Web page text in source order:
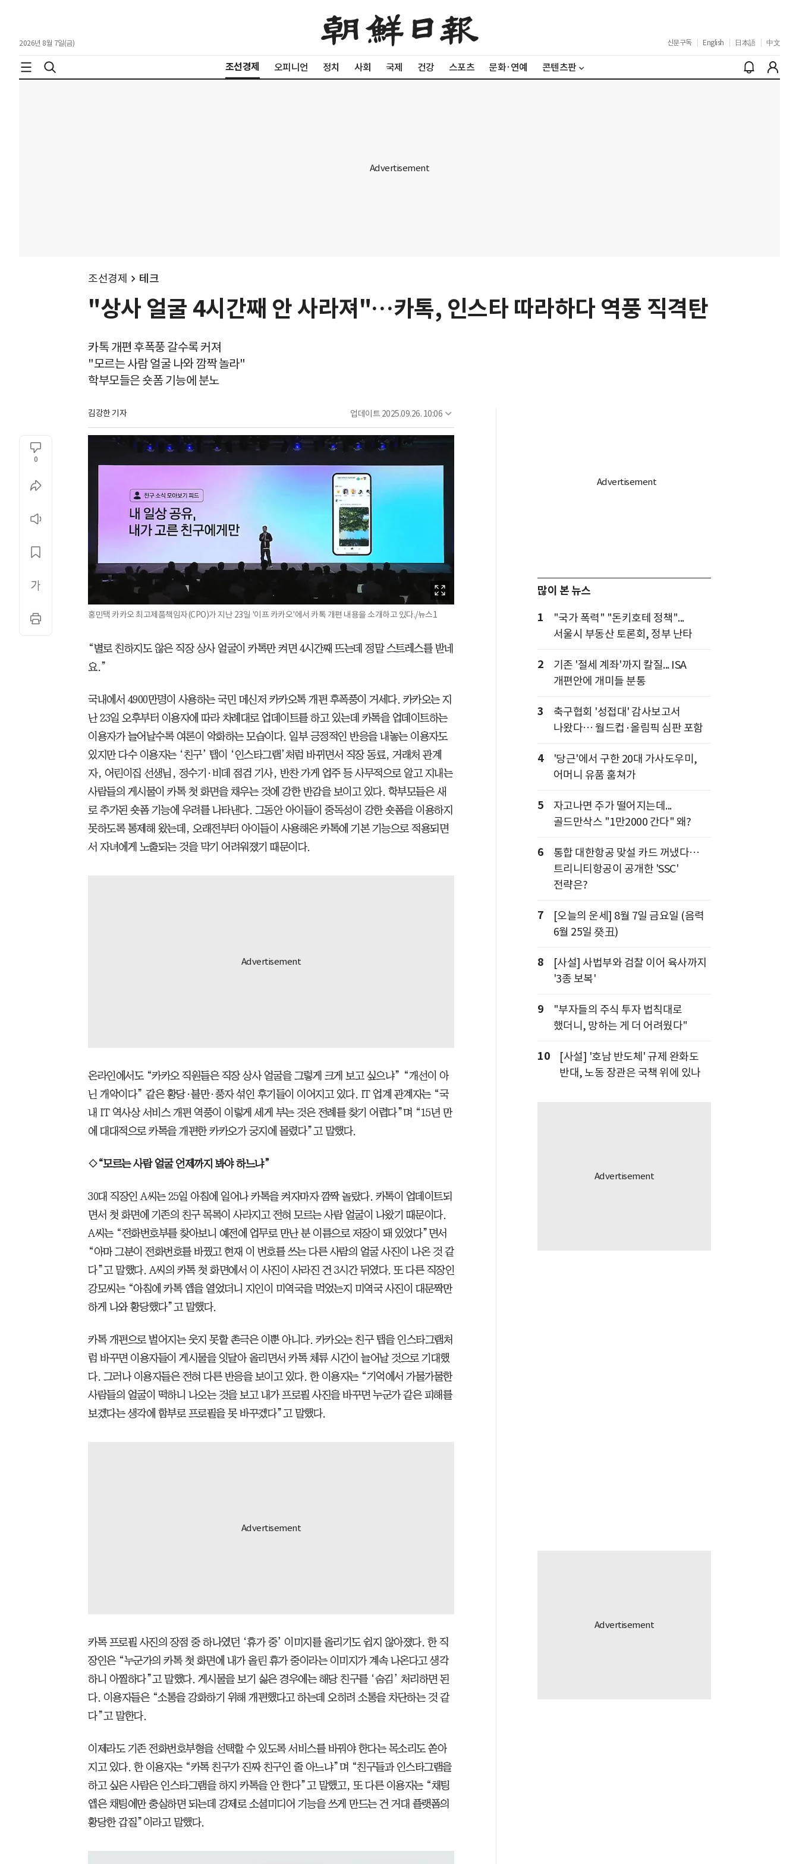
2026년 8월 7일(금) 신문구독 English 日本語 中文
조선경제 오피니언 정치 사회 국제 건강 스포츠 문화·연예 콘텐츠판
조선경제 테크
"상사 얼굴 4시간째 안 사라져"…카톡, 인스타 따라하다 역풍 직격탄
카톡 개편 후폭풍 갈수록 커져
"모르는 사람 얼굴 나와 깜짝 놀라"
학부모들은 숏폼 기능에 분노
김강한 기자 업데이트 2025.09.26. 10:06
0
홍민택 카카오 최고제품책임자(CPO)가 지난 23일 '이프 카카오'에서 카톡 개편 내용을 소개하고 있다./뉴스1
“별로 친하지도 않은 직장 상사 얼굴이 카톡만 켜면 4시간째 뜨는데 정말 스트레스를 받네
요.”
국내에서 4900만명이 사용하는 국민 메신저 카카오톡 개편 후폭풍이 거세다. 카카오는 지
난 23일 오후부터 이용자에 따라 차례대로 업데이트를 하고 있는데 카톡을 업데이트하는
이용자가 늘어날수록 여론이 악화하는 모습이다. 일부 긍정적인 반응을 내놓는 이용자도
있지만 다수 이용자는 ‘친구’ 탭이 ‘인스타그램’처럼 바뀌면서 직장 동료, 거래처 관계
자, 어린이집 선생님, 정수기·비데 점검 기사, 반찬 가게 업주 등 사무적으로 알고 지내는
사람들의 게시물이 카톡 첫 화면을 채우는 것에 강한 반감을 보이고 있다. 학부모들은 새
로 추가된 숏폼 기능에 우려를 나타낸다. 그동안 아이들이 중독성이 강한 숏폼을 이용하지
못하도록 통제해 왔는데, 오래전부터 아이들이 사용해온 카톡에 기본 기능으로 적용되면
서 자녀에게 노출되는 것을 막기 어려워졌기 때문이다.
온라인에서도 “카카오 직원들은 직장 상사 얼굴을 그렇게 크게 보고 싶으냐” “개선이 아
닌 개악이다” 같은 황당·불만·풍자 섞인 후기들이 이어지고 있다. IT 업계 관계자는 “국
내 IT 역사상 서비스 개편 역풍이 이렇게 세게 부는 것은 전례를 찾기 어렵다”며 “15년 만
에 대대적으로 카톡을 개편한 카카오가 궁지에 몰렸다”고 말했다.
◇“모르는 사람 얼굴 언제까지 봐야 하느냐”
30대 직장인 A씨는 25일 아침에 일어나 카톡을 켜자마자 깜짝 놀랐다. 카톡이 업데이트되
면서 첫 화면에 기존의 친구 목록이 사라지고 전혀 모르는 사람 얼굴이 나왔기 때문이다.
A씨는 “전화번호부를 찾아보니 예전에 업무로 만난 분 이름으로 저장이 돼 있었다”면서
“아마 그분이 전화번호를 바꿨고 현재 이 번호를 쓰는 다른 사람의 얼굴 사진이 나온 것 같
다”고 말했다. A씨의 카톡 첫 화면에서 이 사진이 사라진 건 3시간 뒤였다. 또 다른 직장인
강모씨는 “아침에 카톡 앱을 열었더니 지인이 미역국을 먹었는지 미역국 사진이 대문짝만
하게 나와 황당했다”고 말했다.
카톡 개편으로 벌어지는 웃지 못할 촌극은 이뿐 아니다. 카카오는 친구 탭을 인스타그램처
럼 바꾸면 이용자들이 게시물을 잇달아 올리면서 카톡 체류 시간이 늘어날 것으로 기대했
다. 그러나 이용자들은 전혀 다른 반응을 보이고 있다. 한 이용자는 “기억에서 가물가물한
사람들의 얼굴이 떡하니 나오는 것을 보고 내가 프로필 사진을 바꾸면 누군가 같은 피해를
보겠다는 생각에 함부로 프로필을 못 바꾸겠다”고 말했다.
카톡 프로필 사진의 장점 중 하나였던 ‘휴가 중’ 이미지를 올리기도 쉽지 않아졌다. 한 직
장인은 “누군가의 카톡 첫 화면에 내가 올린 휴가 중이라는 이미지가 계속 나온다고 생각
하니 아찔하다”고 말했다. 게시물을 보기 싫은 경우에는 해당 친구를 ‘숨김’ 처리하면 된
다. 이용자들은 “소통을 강화하기 위해 개편했다고 하는데 오히려 소통을 차단하는 것 같
다”고 말한다.
이제라도 기존 전화번호부형을 선택할 수 있도록 서비스를 바꿔야 한다는 목소리도 쏟아
지고 있다. 한 이용자는 “카톡 친구가 진짜 친구인 줄 아느냐”며 “친구들과 인스타그램을
하고 싶은 사람은 인스타그램을 하지 카톡을 안 한다”고 말했고, 또 다른 이용자는 “채팅
앱은 채팅에만 충실하면 되는데 강제로 소셜미디어 기능을 쓰게 만드는 건 거대 플랫폼의
황당한 갑질”이라고 말했다.
많이 본 뉴스
1
"국가 폭력" "돈키호테 정책"...
서울시 부동산 토론회, 정부 난타
2
기존 '절세 계좌'까지 칼질... ISA
개편안에 개미들 분통
3
축구협회 '성접대' 감사보고서
나왔다… 월드컵·올림픽 심판 포함
4
'당근'에서 구한 20대 가사도우미,
어머니 유품 훔쳐가
5
자고나면 주가 떨어지는데...
골드만삭스 "1만2000 간다" 왜?
6
통합 대한항공 맞설 카드 꺼냈다…
트리니티항공이 공개한 'SSC'
전략은?
7
[오늘의 운세] 8월 7일 금요일 (음력
6월 25일 癸丑)
8
[사설] 사법부와 검찰 이어 육사까지
'3종 보복'
9
"부자들의 주식 투자 법칙대로
했더니, 망하는 게 더 어려웠다"
10
[사설] '호남 반도체' 규제 완화도
반대, 노동 장관은 국책 위에 있나